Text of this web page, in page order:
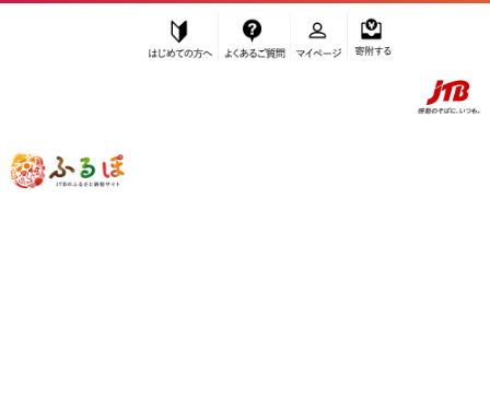
ふるぽ JTBのふるさと納税サイト